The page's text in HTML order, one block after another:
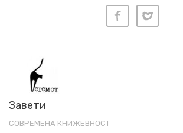
Завети
СОВРЕМЕНА КНИЖЕВНОСТ